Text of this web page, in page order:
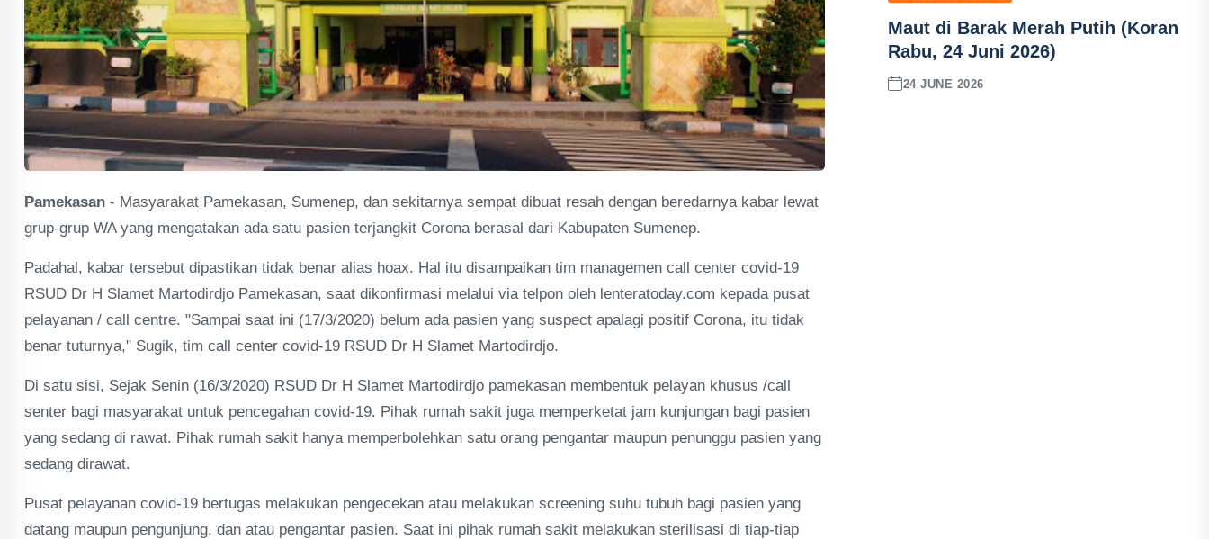
Pamekasan - Masyarakat Pamekasan, Sumenep, dan sekitarnya sempat dibuat resah dengan beredarnya kabar lewat
grup-grup WA yang mengatakan ada satu pasien terjangkit Corona berasal dari Kabupaten Sumenep.
Padahal, kabar tersebut dipastikan tidak benar alias hoax. Hal itu disampaikan tim managemen call center covid-19
RSUD Dr H Slamet Martodirdjo Pamekasan, saat dikonfirmasi melalui via telpon oleh lenteratoday.com kepada pusat
pelayanan / call centre. "Sampai saat ini (17/3/2020) belum ada pasien yang suspect apalagi positif Corona, itu tidak
benar tuturnya," Sugik, tim call center covid-19 RSUD Dr H Slamet Martodirdjo.
Di satu sisi, Sejak Senin (16/3/2020) RSUD Dr H Slamet Martodirdjo pamekasan membentuk pelayan khusus /call
senter bagi masyarakat untuk pencegahan covid-19. Pihak rumah sakit juga memperketat jam kunjungan bagi pasien
yang sedang di rawat. Pihak rumah sakit hanya memperbolehkan satu orang pengantar maupun penunggu pasien yang
sedang dirawat.
Pusat pelayanan covid-19 bertugas melakukan pengecekan atau melakukan screening suhu tubuh bagi pasien yang
datang maupun pengunjung, dan atau pengantar pasien. Saat ini pihak rumah sakit melakukan sterilisasi di tiap-tiap
Maut di Barak Merah Putih (Koran
Rabu, 24 Juni 2026)
24 JUNE 2026